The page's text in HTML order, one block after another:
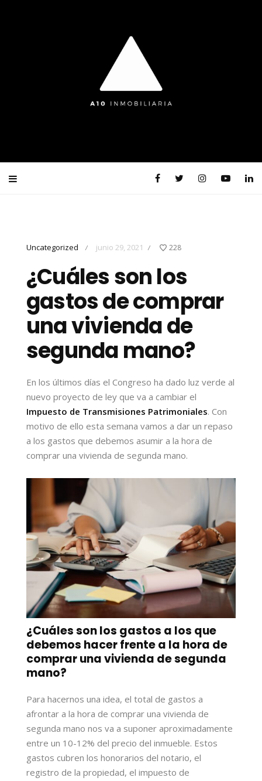
Uncategorized / junio 29, 2021 / 228
¿Cuáles son los
gastos de comprar
una vivienda de
segunda mano?
En los últimos días el Congreso ha dado luz verde al
nuevo proyecto de ley que va a cambiar el
Impuesto de Transmisiones Patrimoniales. Con
motivo de ello esta semana vamos a dar un repaso
a los gastos que debemos asumir a la hora de
comprar una vivienda de segunda mano.
¿Cuáles son los gastos a los que
debemos hacer frente a la hora de
comprar una vivienda de segunda
mano?
Para hacernos una idea, el total de gastos a
afrontar a la hora de comprar una vivienda de
segunda mano nos va a suponer aproximadamente
entre un 10-12% del precio del inmueble. Estos
gastos cubren los honorarios del notario, el
registro de la propiedad, el impuesto de